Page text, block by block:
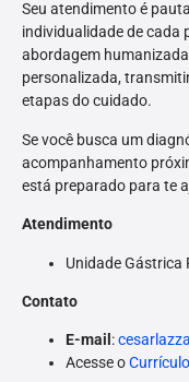
Seu atendimento é
individualidade de cada
abordagem
personalizada,
etapas do cuidado.
Se você busca um
acompanhamento
está preparado para te
Atendimento
Unidade Gástrica
Contato
E-mail :
Acesse o